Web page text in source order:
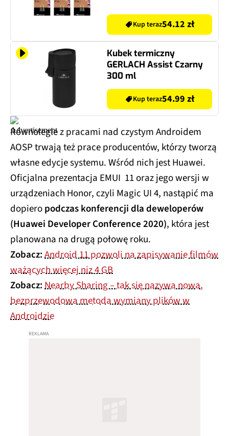
Kup teraz54.12 zł
Kubek termiczny
GERLACH Assist Czarny
300 ml
Kup teraz54.99 zł
Równolegle z pracami nad czystym Androidem
AOSP trwają też prace producentów, którzy tworzą
własne edycje systemu. Wśród nich jest Huawei.
Oficjalna prezentacja EMUI 11 oraz jego wersji w
urządzeniach Honor, czyli Magic UI 4, nastąpić ma
dopieropodczas konferencji dla deweloperów
(Huawei Developer Conference 2020), która jest
planowana na drugą połowę roku.
Zobacz:Android 11 pozwoli na zapisywanie filmów
ważących więcej niz 4 GB
Zobacz:Nearby Sharing – tak się nazywa nowa,
bezprzewodowa metoda wymiany plików w
Androidzie